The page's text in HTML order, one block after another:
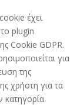
έχει
plugin
Cookie GDPR.
για
της
χρήστη για τα
κατηγορία